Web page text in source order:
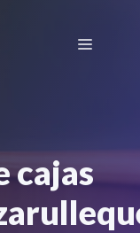
Menú
cajas